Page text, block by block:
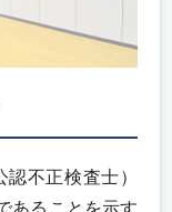
不正検査士）
あることを示す